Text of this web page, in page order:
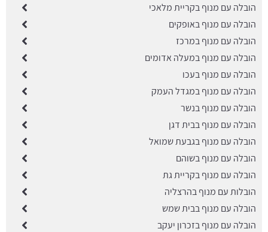
הובלה עם מנוף בקריית מלאכי
הובלה עם מנוף באופקים
הובלה עם מנוף במרכז
הובלה עם מנוף במעלה אדומים
הובלה עם מנוף בעכו
הובלה עם מנוף במגדל העמק
הובלה עם מנוף בנשר
הובלה עם מנוף בבית דגן
הובלה עם מנוף בגבעת שמואל
הובלה עם מנוף בשוהם
הובלה עם מנוף בקריית גת
הובלות עם מנוף בהרצליה
הובלה עם מנוף בבית שמש
הובלה עם מנוף בזכרון יעקב